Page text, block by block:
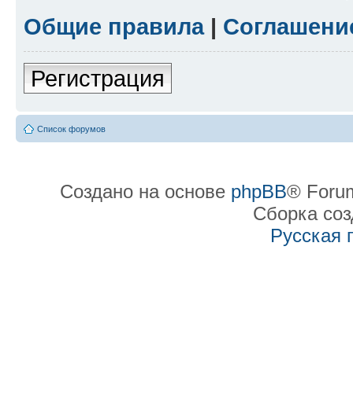
Общие правила|
Регистрация
Список форумов
Создано на основе phpBB®
Сборка
Русская